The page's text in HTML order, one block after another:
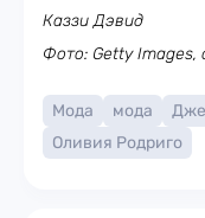
Каззи Дэвид
Фото: Getty Images,
Мода мода
Оливия Родриго